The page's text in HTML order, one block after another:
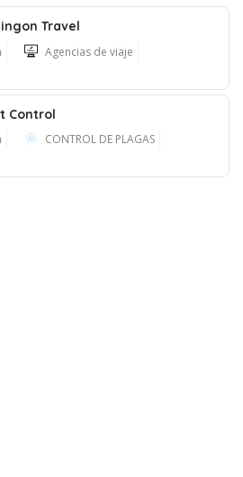
Travel
Agencias de viaje
Control
CONTROL DE PLAGAS